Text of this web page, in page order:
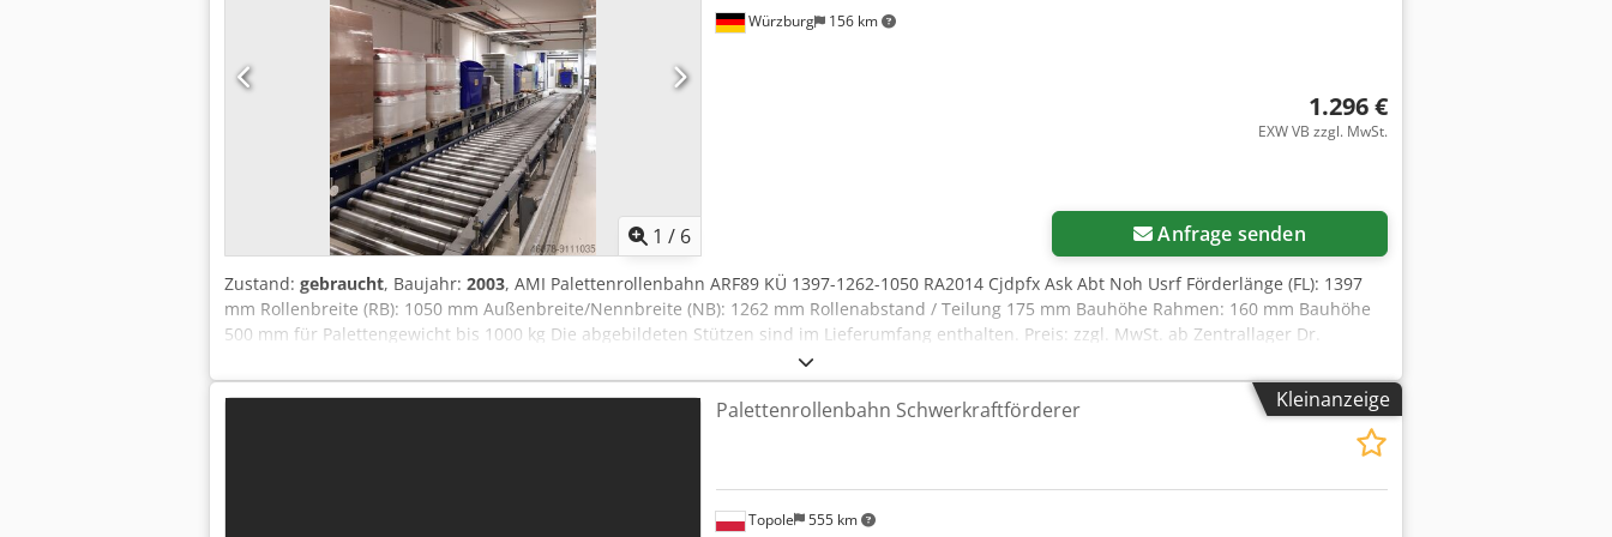
1 / 6
Würzburg 156 km
1.296 €
EXW VB zzgl. MwSt.
Anfrage senden
Zustand: gebraucht, Baujahr: 2003, AMI Palettenrollenbahn ARF89 KÜ 1397-1262-1050 RA2014 Cjdpfx Ask Abt Noh Usrf Förderlänge (FL): 1397
mm Rollenbreite (RB): 1050 mm Außenbreite/Nennbreite (NB): 1262 mm Rollenabstand / Teilung 175 mm Bauhöhe Rahmen: 160 mm Bauhöhe
500 mm für Palettengewicht bis 1000 kg Die abgebildeten Stützen sind im Lieferumfang enthalten. Preis: zzgl. MwSt. ab Zentrallager Dr.
Sonntag GmbH & Co. KG 97076 Würzburg Für eine individuelle, fachmännische Beratung setzten Sie sich einfach mit uns in Verbindung.
Kontaktieren Sie uns einfach telefonisch oder per Mail. Wir helfen Ihnen gerne bei der Planung und Umsetzung Ihrer Projekte. Wir freuen uns
darauf von Ihnen zu hören. Mit freundlichen Grüßen Ihr Team der Dr. Sonntag GmbH & Co. KG Ihr Spezialist und Ansprechpartner fürKleinanzeige
Topole 555 km
Palettenrollenbahn Schwerkraftförderer